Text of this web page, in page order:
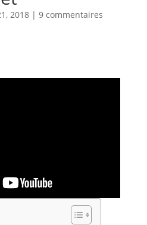
2018| 9 commentaires